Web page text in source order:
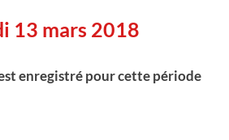
13 mars 2018
enregistré pour cette période